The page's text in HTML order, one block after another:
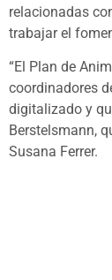
relacionadas
trabajar el
“El Plan de
coordinadores
digitalizado y
Berstelsmann,
Susana Ferrer.